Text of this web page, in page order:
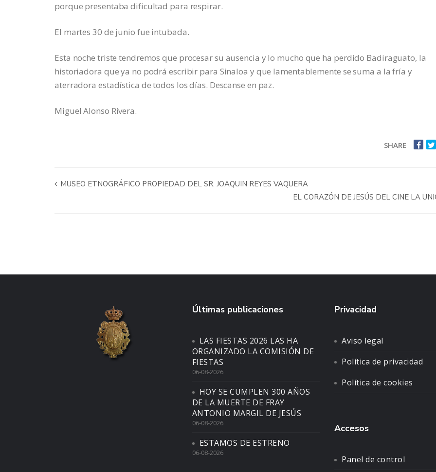
porque presentaba dificultad para respirar.
El martes 30 de junio fue intubada.
Esta noche triste tendremos que procesar su ausencia y lo mucho que ha perdido Badiraguato, la
historiadora que ya no podrá escribir para Sinaloa y que lamentablemente se suma a la fría y
aterradora estadística de todos los días. Descanse en paz.
Miguel Alonso Rivera.
SHARE
MUSEO ETNOGRÁFICO PROPIEDAD DEL SR. JOAQUIN REYES VAQUERA
EL CORAZÓN DE JESÚS DEL CINE LA
Últimas publicaciones
LAS FIESTAS 2026 LAS HA
ORGANIZADO LA COMISIÓN DE
FIESTAS
06-08-2026
HOY SE CUMPLEN 300 AÑOS
DE LA MUERTE DE FRAY
ANTONIO MARGIL DE JESÚS
06-08-2026
ESTAMOS DE ESTRENO
06-08-2026
Privacidad
Aviso legal
Política de privacidad
Política de cookies
Accesos
Panel de control